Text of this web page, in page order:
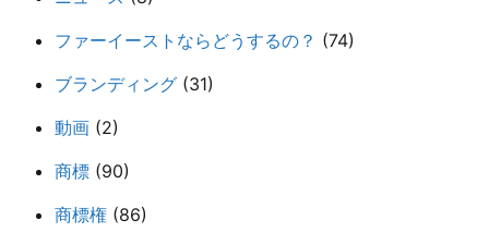
ファーイーストならどうするの？ (74)
ブランディング (31)
動画 (2)
商標 (90)
商標権 (86)